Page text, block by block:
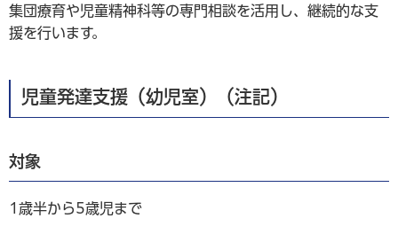
集団療育や児童精神科等の専門相談を活用し、継続的な支
援を行います。
児童発達支援（幼児室）（注記）
対象
1歳半から5歳児まで